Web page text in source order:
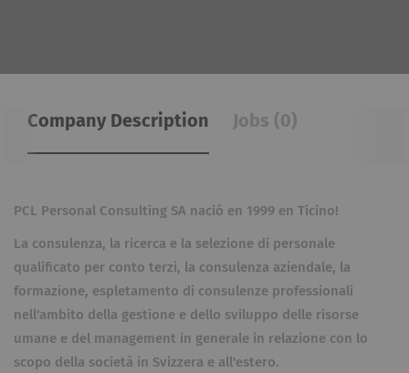
Company Description Jobs (0)
PCL Personal Consulting SA nació en 1999 en Ticino!
La consulenza, la ricerca e la selezione di personale
qualificato per conto terzi, la consulenza aziendale, la
formazione, espletamento di consulenze professionali
nell'ambito della gestione e dello sviluppo delle risorse
umane e del management in generale in relazione con lo
scopo della società in Svizzera e all'estero.